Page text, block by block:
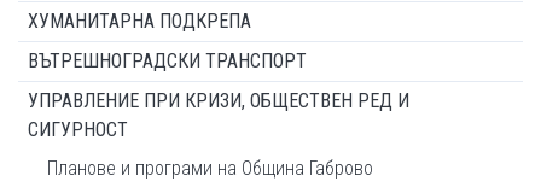
ХУМАНИТАРНА ПОДКРЕПА
ВЪТРЕШНОГРАДСКИ ТРАНСПОРТ
УПРАВЛЕНИЕ ПРИ КРИЗИ, ОБЩЕСТВЕН РЕД И
СИГУРНОСТ
Планове и програми на Община Габрово